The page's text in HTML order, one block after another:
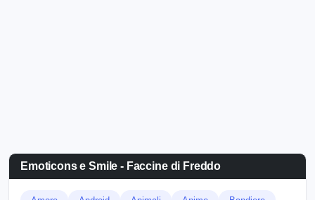
Emoticons e Smile - Faccine di Freddo